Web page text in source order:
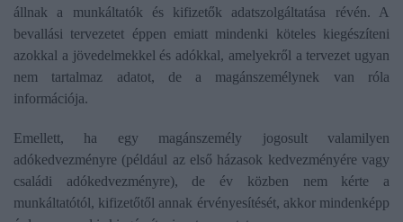
állnak a munkáltatók és kifizetők adatszolgáltatása révén. A
bevallási tervezetet éppen emiatt mindenki köteles kiegészíteni
azokkal a jövedelmekkel és adókkal, amelyekről a tervezet ugyan
nem tartalmaz adatot, de a magánszemélynek van róla
információja.
Emellett, ha egy magánszemély jogosult valamilyen
adókedvezményre (például az első házasok kedvezményére vagy
családi adókedvezményre), de év közben nem kérte a
munkáltatótól, kifizetőtől annak érvényesítését, akkor mindenképp